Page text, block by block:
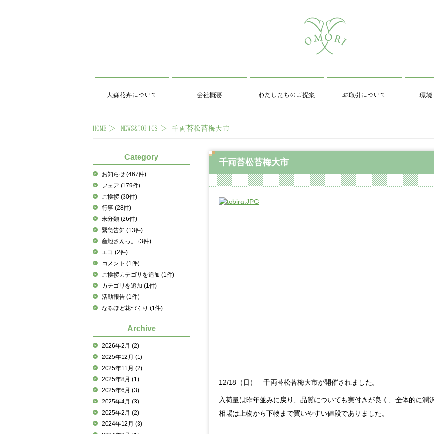
大森花卉について 会社概要 わたしたちのご提案 お取引について 環境
HOME NEWS&TOPICS 千両苔松苔梅大市
千両苔松苔梅大市
12/18（日） 千両苔松苔梅大市が開催されました。
入荷量は昨年並みに戻り、品質についても実付きが良く、全体的に潤
相場は上物から下物まで買いやすい値段でありました。
Category
お知らせ (467件)
フェア (179件)
ご挨拶 (30件)
行事 (28件)
未分類 (26件)
緊急告知 (13件)
産地さんっ。 (3件)
エコ (2件)
コメント (1件)
ご挨拶カテゴリを追加 (1件)
カテゴリを追加 (1件)
活動報告 (1件)
なるほど花づくり (1件)
Archive
2026年2月 (2)
2025年12月 (1)
2025年11月 (2)
2025年8月 (1)
2025年6月 (3)
2025年4月 (3)
2025年2月 (2)
2024年12月 (3)